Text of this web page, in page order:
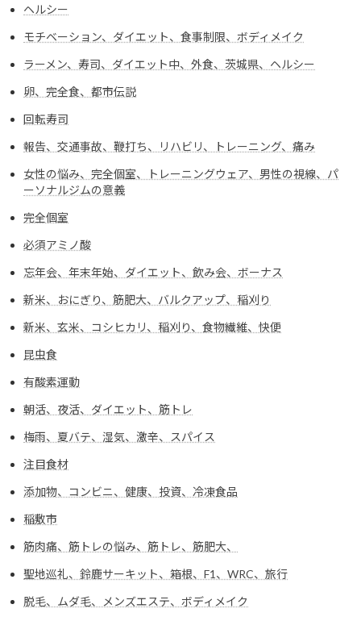
ヘルシー
モチベーション、ダイエット、食事制限、ボディメイク
ラーメン、寿司、ダイエット中、外食、茨城県、ヘルシー
卵、完全食、都市伝説
回転寿司
報告、交通事故、鞭打ち、リハビリ、トレーニング、痛み
女性の悩み、完全個室、トレーニングウェア、男性の視線、パ
ーソナルジムの意義
完全個室
必須アミノ酸
忘年会、年末年始、ダイエット、飲み会、ボーナス
新米、おにぎり、筋肥大、バルクアップ、稲刈り
新米、玄米、コシヒカリ、稲刈り、食物繊維、快便
昆虫食
有酸素運動
朝活、夜活、ダイエット、筋トレ
梅雨、夏バテ、湿気、激辛、スパイス
注目食材
添加物、コンビニ、健康、投資、冷凍食品
稲敷市
筋肉痛、筋トレの悩み、筋トレ、筋肥大、
聖地巡礼、鈴鹿サーキット、箱根、F1、WRC、旅行
脱毛、ムダ毛、メンズエステ、ボディメイク